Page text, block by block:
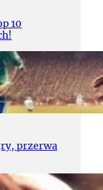
10
przerwa